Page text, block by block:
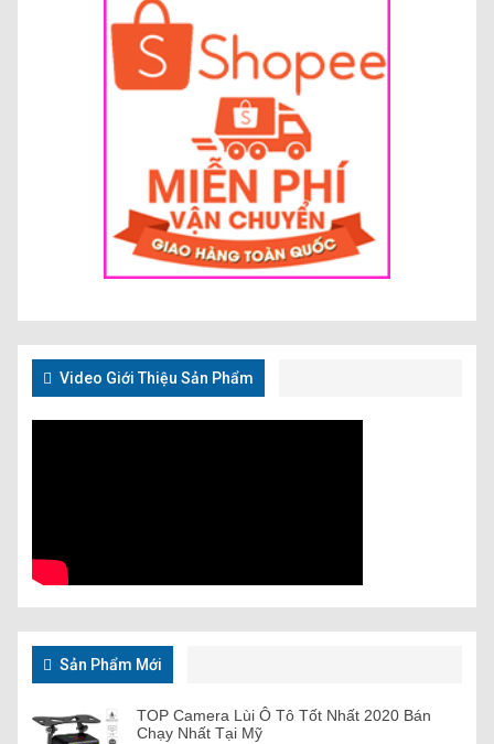
Video Giới Thiệu Sản Phẩm
Sản Phẩm Mới
TOP Camera Lùi Ô Tô Tốt Nhất 2020 Bán
Chạy Nhất Tại Mỹ